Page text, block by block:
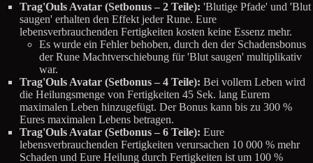
Trag'Ouls Avatar (Setbonus – 2 Teile): 'Blutige Pfade' und 'Blut
saugen' erhalten den Effekt jeder Rune. Eure
lebensverbrauchenden Fertigkeiten kosten keine Essenz mehr.
Es wurde ein Fehler behoben, durch den der Schadensbonus
der Rune Machtverschiebung für 'Blut saugen' multiplikativ
war.
Trag'Ouls Avatar (Setbonus – 4 Teile): Bei vollem Leben wird
die Heilungsmenge von Fertigkeiten 45 Sek. lang Eurem
maximalen Leben hinzugefügt. Der Bonus kann bis zu 300 %
Eures maximalen Lebens betragen.
Trag'Ouls Avatar (Setbonus – 6 Teile): Eure
lebensverbrauchenden Fertigkeiten verursachen 10 000 % mehr
Schaden und Eure Heilung durch Fertigkeiten ist um 100 %